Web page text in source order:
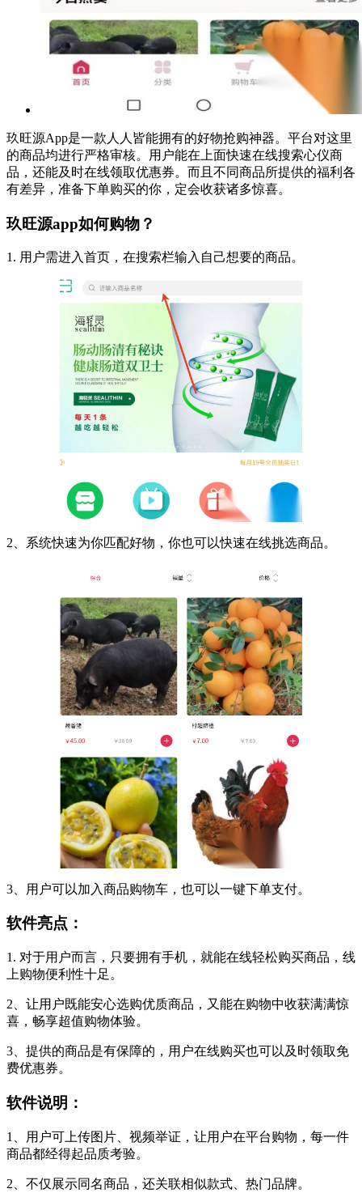
玖旺源App是一款人人皆能拥有的好物抢购神器。平台对这里
的商品均进行严格审核。用户能在上面快速在线搜索心仪商
品，还能及时在线领取优惠券。而且不同商品所提供的福利各
有差异，准备下单购买的你，定会收获诸多惊喜。
玖旺源app如何购物？
1. 用户需进入首页，在搜索栏输入自己想要的商品。
2、系统快速为你匹配好物，你也可以快速在线挑选商品。
3、用户可以加入商品购物车，也可以一键下单支付。
软件亮点：
1. 对于用户而言，只要拥有手机，就能在线轻松购买商品，线
上购物便利性十足。
2、让用户既能安心选购优质商品，又能在购物中收获满满惊
喜，畅享超值购物体验。
3、提供的商品是有保障的，用户在线购买也可以及时领取免
费优惠券。
软件说明：
1、用户可上传图片、视频举证，让用户在平台购物，每一件
商品都经得起品质考验。
2、不仅展示同名商品，还关联相似款式、热门品牌。